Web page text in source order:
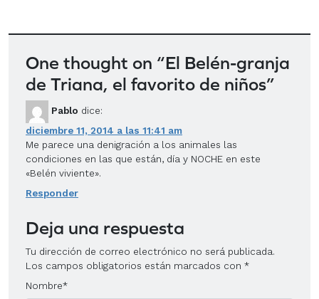
One thought on “El Belén-granja
de Triana, el favorito de niños”
Pablo dice:
diciembre 11, 2014 a las 11:41 am
Me parece una denigración a los animales las
condiciones en las que están, día y NOCHE en este
«Belén viviente».
Responder
Deja una respuesta
Tu dirección de correo electrónico no será publicada.
Los campos obligatorios están marcados con *
Nombre*